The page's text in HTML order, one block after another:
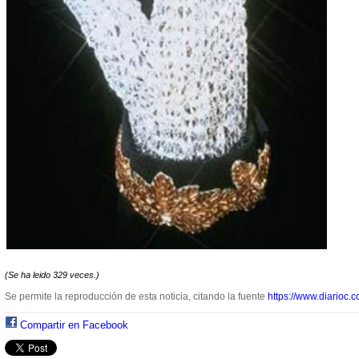
(Se ha leido 329 veces.)
Se permite la reproducción de esta noticia, citando la fuente https://
Compartir en Facebook